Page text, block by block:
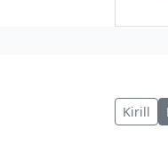
Kirill